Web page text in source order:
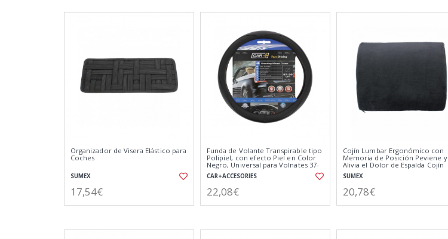
Organizador de Visera Elástico para
Coches
SUMEX
17,54€
Funda de Volante Transpirable tipo
Polipiel, con efecto Piel en Color
Negro, Universal para Volnates 37-
39cm diametro
CAR+ACCESORIES
22,08€
Cojín Lumbar Ergonómico con
Memoria de Posición Peviene y
Alivia el Dolor de Espalda Cojín
para Coche y Oficina
SUMEX
20,78€